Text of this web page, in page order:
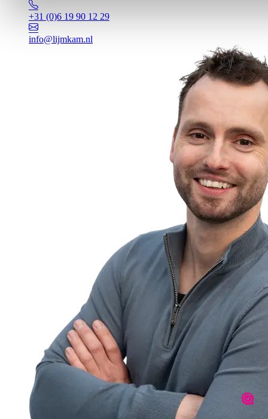
+31 (0)6 19 90 12 29
info@lijmkam.nl